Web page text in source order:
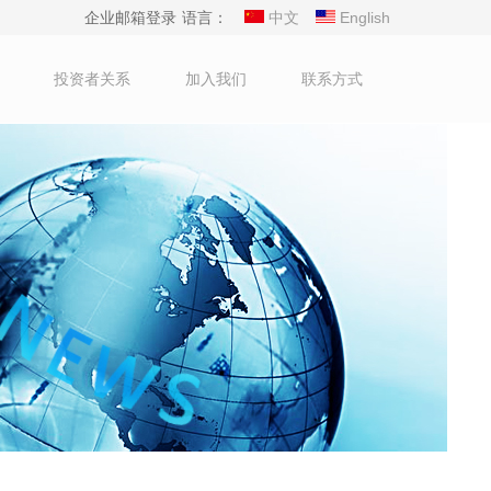
企业邮箱登录 语言： 中文 English
投资者关系 加入我们 联系方式